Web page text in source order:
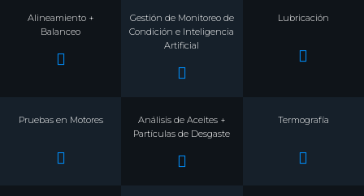
Alineamiento +
Balanceo
Gestión de Monitoreo de
Condición e Inteligencia
Artificial
Lubricación
Pruebas en Motores
Análisis de Aceites +
Partículas de Desgaste
Termografía